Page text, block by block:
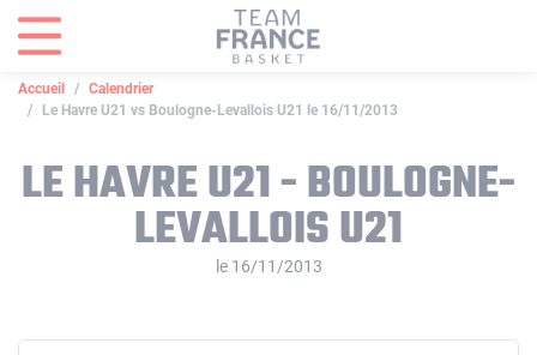
Accueil
Calendrier
Le Havre U21 vs Boulogne-Levallois U21 le 16/11/2013
LE HAVRE U21 - BOULOGNE-
LEVALLOIS U21
le 16/11/2013
Panneau de gestion des cookies